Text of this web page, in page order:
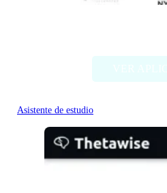
Asistente de estudio